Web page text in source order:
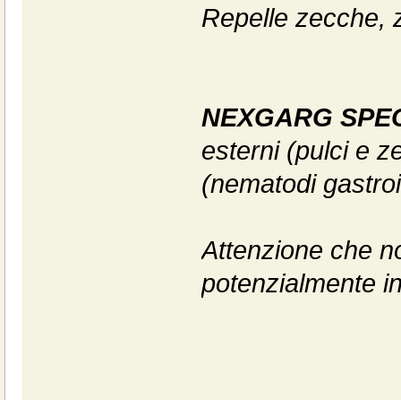
Repelle zecche,
NEXGARG
esterni (pulci e
(nematodi
Attenzione che
potenzialmente